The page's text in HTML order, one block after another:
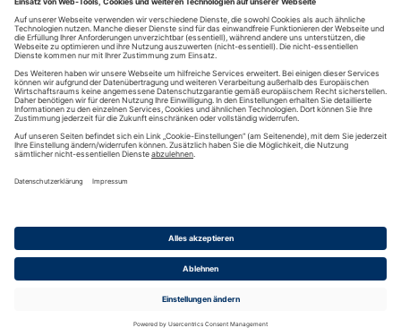
Die Abkürzung RSS
Im ersten Format von 1999 (Version 0.9) und später 2000 (V
1.0) steht die Abkürzung für RDF Site Summary, bei den
Versionen 0.9x für RDF Site Summary und in der letzten und
aktuellen Version 2.0 von 2002 für Really Simple Syndication
Datenschutzinformationen·Cookie-Einstellungen·Impressum · AGB
& Nutzungsbedingungen·Partnerprogramme